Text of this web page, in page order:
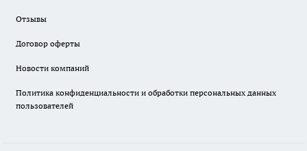
Отзывы
Договор оферты
Новости компаний
Политика конфиденциальности и обработки персональных данных
пользователей